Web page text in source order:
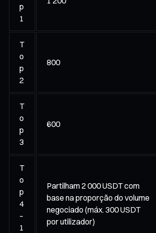
p
1
T
o
p
2
800
T
o
p
3
600
T
o
p
4
–
1
Partilham 2 000 USDT com
base na proporção do volume
negociado (máx. 300 USDT
por utilizador)